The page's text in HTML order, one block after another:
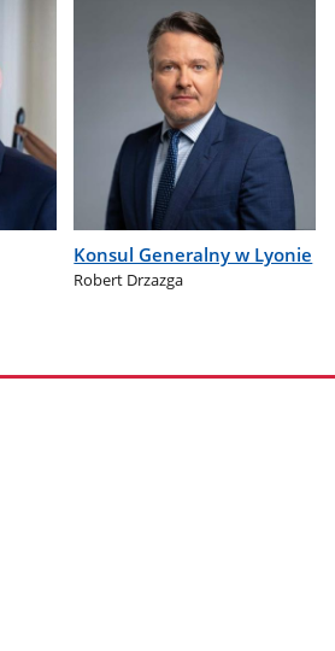
Konsul Generalny w Lyonie
Robert Drzazga